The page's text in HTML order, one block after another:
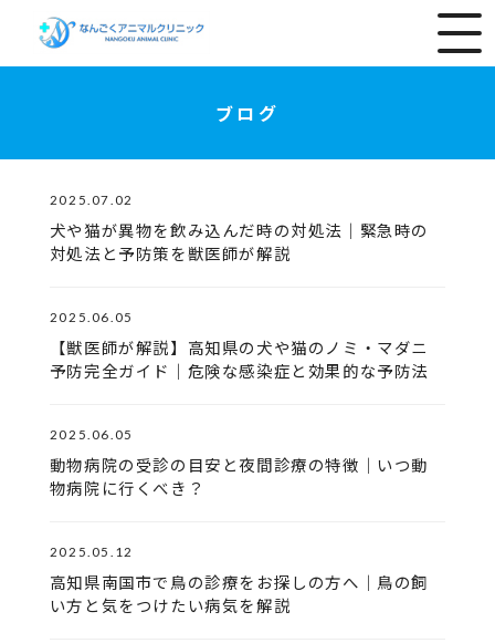
ブログ
2025.07.02
犬や猫が異物を飲み込んだ時の対処法｜緊急時の
対処法と予防策を獣医師が解説
2025.06.05
【獣医師が解説】高知県の犬や猫のノミ・マダニ
予防完全ガイド｜危険な感染症と効果的な予防法
2025.06.05
動物病院の受診の目安と夜間診療の特徴｜いつ動
物病院に行くべき？
2025.05.12
高知県南国市で鳥の診療をお探しの方へ｜鳥の飼
い方と気をつけたい病気を解説